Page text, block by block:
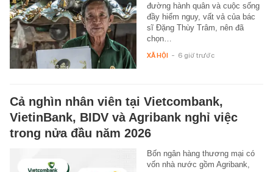
đường hành quân và cuộc sống
đầy hiểm nguy, vất vả của bác
sĩ Đặng Thùy Trâm, nên đã
chọn…
XÃ HỘI - 6 giờ trước
Cả nghìn nhân viên tại Vietcombank,
VietinBank, BIDV và Agribank nghỉ việc
trong nửa đầu năm 2026
Bốn ngân hàng thương mại có
vốn nhà nước gồm Agribank,